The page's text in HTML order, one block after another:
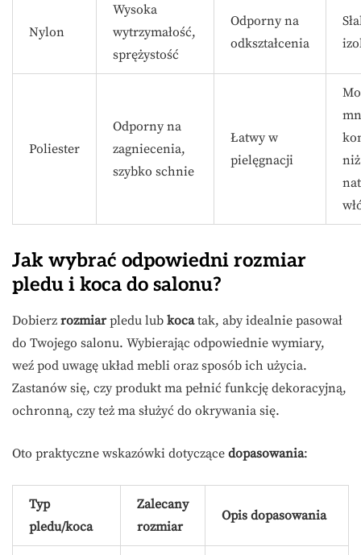
Nylon
Wysoka
wytrzymałość,
sprężystość
Odporny na
odkształcenia
Poliester
Odporny na
zagniecenia,
szybko schnie
Łatwy w
pielęgnacji
niż
Jak wybrać odpowiedni rozmiar
pledu i koca do salonu?
Dobierz rozmiarpledu lub kocatak, aby idealnie pasował
do Twojego salonu. Wybierając odpowiednie wymiary,
weź pod uwagę układ mebli oraz sposób ich użycia.
Zastanów się, czy produkt ma pełnić funkcję dekoracyjną,
ochronną, czy też ma służyć do okrywania się.
Oto praktyczne wskazówki dotyczące dopasowania:
Typ
pledu/koca
Zalecany
rozmiar
Opis dopasowania